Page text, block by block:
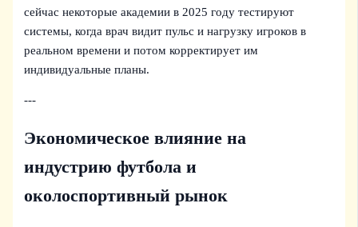
сейчас некоторые академии в 2025 году тестируют
системы, когда врач видит пульс и нагрузку игроков в
реальном времени и потом корректирует им
индивидуальные планы.
---
Экономическое влияние на
индустрию футбола и
околоспортивный рынок